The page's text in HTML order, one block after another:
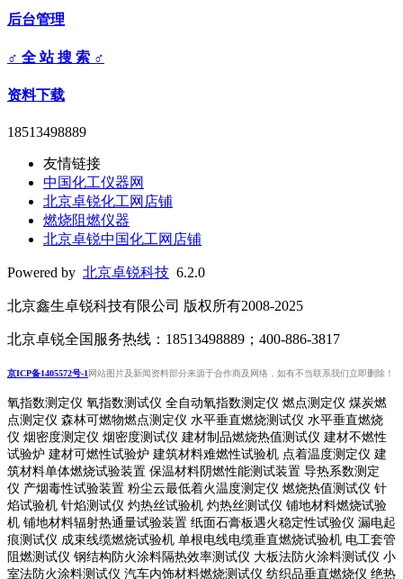
后台管理
♂ 全 站 搜 索 ♂
资料下载
18513498889
友情链接
中国化工仪器网
北京卓锐化工网店铺
燃烧阻燃仪器
北京卓锐中国化工网店铺
Powered by 北京卓锐科技 6.2.0
北京鑫生卓锐科技有限公司 版权所有2008-2025
北京卓锐全国服务热线：18513498889；400-886-3817
京ICP备1405572号-1网站图片及新闻资料部分来源于合作商及网络，如有不当联系我们立即删除！
氧指数测定仪 氧指数测试仪 全自动氧指数测定仪 燃点测定仪 煤炭燃
点测定仪 森林可燃物燃点测定仪 水平垂直燃烧测试仪 水平垂直燃烧
仪 烟密度测定仪 烟密度测试仪 建材制品燃烧热值测试仪 建材不燃性
试验炉 建材可燃性试验炉 建筑材料难燃性试验机 点着温度测定仪 建
筑材料单体燃烧试验装置 保温材料阴燃性能测试装置 导热系数测定
仪 产烟毒性试验装置 粉尘云最低着火温度测定仪 燃烧热值测试仪 针
焰试验机 针焰测试仪 灼热丝试验机 灼热丝测试仪 铺地材料燃烧试验
机 铺地材料辐射热通量试验装置 纸面石膏板遇火稳定性试验仪 漏电起
痕测试仪 成束线缆燃烧试验机 单根电线电缆垂直燃烧试验机 电工套管
阻燃测试仪 钢结构防火涂料隔热效率测试仪 大板法防火涂料测试仪 小
室法防火涂料测试仪 汽车内饰材料燃烧测试仪 纺织品垂直燃烧仪 绝热